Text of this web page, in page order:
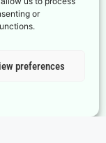
or
preferences